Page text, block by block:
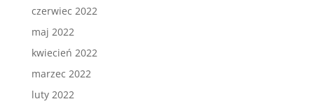
czerwiec 2022
maj 2022
kwiecień 2022
marzec 2022
luty 2022